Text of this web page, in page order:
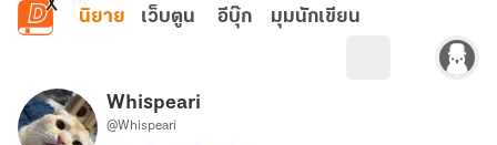
ข้ามไปยังเนื้อหาหลัก
นิยาย เว็บตูน อีบุ๊ก มุมนักเขียน
Whispeari
@Whispeari